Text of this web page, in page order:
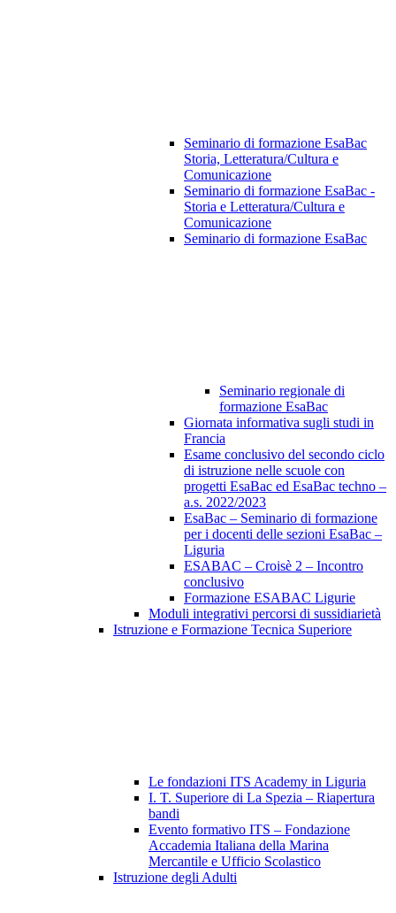
Seminario di formazione EsaBac
Storia, Letteratura/Cultura e
Comunicazione
Seminario di formazione EsaBac -
Storia e Letteratura/Cultura e
Comunicazione
Seminario di formazione EsaBac
Seminario regionale di
formazione EsaBac
Giornata informativa sugli studi in
Francia
Esame conclusivo del secondo ciclo
di istruzione nelle scuole con
progetti EsaBac ed EsaBac techno –
a.s. 2022/2023
EsaBac – Seminario di formazione
per i docenti delle sezioni EsaBac –
Liguria
ESABAC – Croisè 2 – Incontro
conclusivo
Formazione ESABAC Ligurie
Moduli integrativi percorsi di sussidiarietà
Istruzione e Formazione Tecnica Superiore
Le fondazioni ITS Academy in Liguria
I. T. Superiore di La Spezia – Riapertura
bandi
Evento formativo ITS – Fondazione
Accademia Italiana della Marina
Mercantile e Ufficio Scolastico
Istruzione degli Adulti